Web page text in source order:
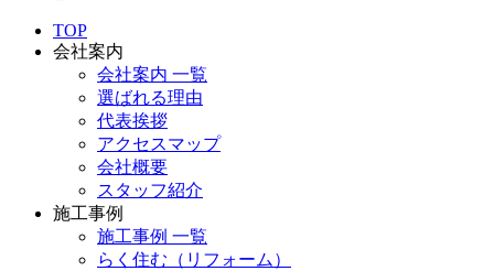
TOP
会社案内
会社案内 一覧
選ばれる理由
代表挨拶
アクセスマップ
会社概要
スタッフ紹介
施工事例
施工事例 一覧
らく住む（リフォーム）